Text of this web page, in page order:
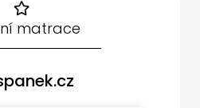
matrace